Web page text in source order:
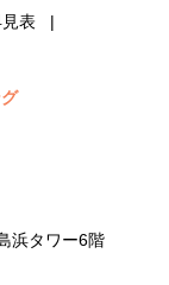
表
浜タワー6階